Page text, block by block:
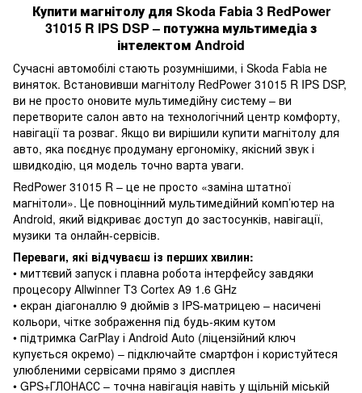
Купити магнітолу для Skoda Fabia 3 RedPower
31015 R IPS DSP – потужна мультимедіа з
інтелектом Android
Сучасні автомобілі стають розумнішими, і Skoda Fabia не
виняток. Встановивши магнітолу RedPower 31015 R IPS DSP,
ви не просто оновите мультимедійну систему – ви
перетворите салон авто на технологічний центр комфорту,
навігації та розваг. Якщо ви вирішили купити магнітолу для
авто, яка поєднує продуману ергономіку, якісний звук і
швидкодію, ця модель точно варта уваги.
RedPower 31015 R – це не просто «заміна штатної
магнітоли». Це повноцінний мультимедійний комп’ютер на
Android, який відкриває доступ до застосунків, навігації,
музики та онлайн-сервісів.
Переваги, які відчуваєш із перших хвилин:
• миттєвий запуск і плавна робота інтерфейсу завдяки
процесору Allwinner T3 Cortex A9 1.6 GHz
• екран діагоналлю 9 дюймів з IPS-матрицею – насичені
кольори, чітке зображення під будь-яким кутом
• підтримка CarPlay і Android Auto (ліцензійний ключ
купується окремо) – підключайте смартфон і користуйтеся
улюбленими сервісами прямо з дисплея
• GPS+ГЛОНАСС – точна навігація навіть у щільній міській